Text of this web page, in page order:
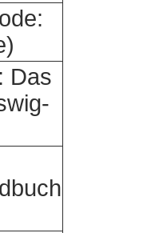
Das